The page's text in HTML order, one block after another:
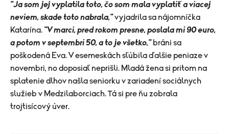
"Ja som jej vyplatila toto, čo som mala vyplatiť a viacej
neviem, skade toto nabrala,"vyjadrila sa nájomníčka
Katarína. "V marci, pred rokom presne, poslala mi 90 euro,
a potom v septembri 50, a to je všetko,"bráni sa
poškodená Eva. V esemeskách sľúbila ďalšie peniaze v
novembri, no doposiaľ neprišli. Mladá žena si pritom na
splatenie dlhov našla seniorku v zariadení sociálnych
služieb v Medzilaborciach. Tá si pre ňu zobrala
trojtisícový úver.